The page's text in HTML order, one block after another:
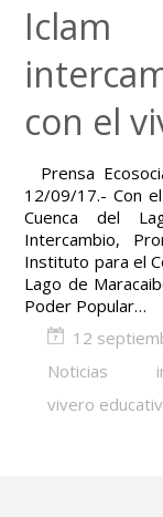
con el
Prensa
12/09/17.- Con
Cuenca del
Intercambio,
Instituto para el
Lago de
Poder Popular…
12
Noticias
vivero